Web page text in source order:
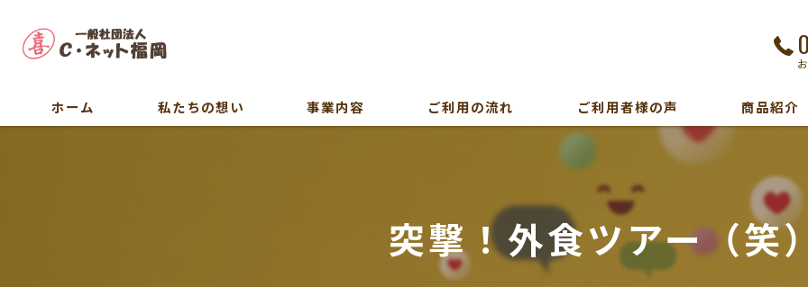
ホーム 私たちの想い 事業内容 ご利用の流れ ご利用者様の声 商品紹介
突撃！外食ツアー（笑